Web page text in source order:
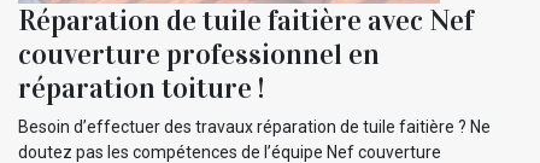
Réparation de tuile faitière avec Nef
couverture professionnel en
réparation toiture !
Besoin d’effectuer des travaux réparation de tuile faitière ? Ne
doutez pas les compétences de l’équipe Nef couverture